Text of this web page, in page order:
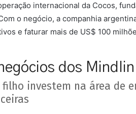
internacional da Cocos,
o negócio, a companhia
e faturar mais de US$ 100